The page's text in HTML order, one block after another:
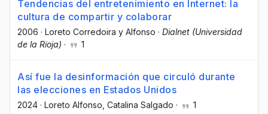
Tendencias del entretenimiento en Internet: la
cultura de compartir y colaborar
2006 · Loreto Corredoira y Alfonso · Dialnet (Universidad
de la Rioja) · 1
Así fue la desinformación que circuló durante
las elecciones en Estados Unidos
2024 · Loreto Alfonso, Catalina Salgado · 1